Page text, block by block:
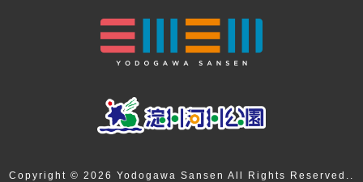
Copyright © 2026 Yodogawa Sansen All Rights Reserved..